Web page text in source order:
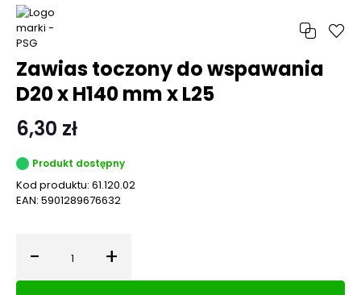
Zawias toczony do wspawania
D20 x H140 mm x L25
6,30 zł
Produkt dostępny
Kod produktu: 61.120.02
EAN: 5901289676632
- Ilość +